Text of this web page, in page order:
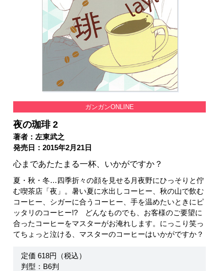
ガンガンONLINE
夜の珈琲 2
著者：左東武之
発売日：2015年2月21日
心まであたたまる一杯、いかがですか？
夏・秋・冬…四季折々の顔を見せる月夜野にひっそりと佇
む喫茶店「夜」。暑い夏に水出しコーヒー、秋の山で飲む
コーヒー、シガーに合うコーヒー、手を温めたいときにピ
ッタリのコーヒー!? どんなものでも、お客様のご要望に
合ったコーヒーをマスターがお淹れします。にっこり笑っ
てちょっと泣ける、マスターのコーヒーはいかがですか？
定価 618円（税込）
判型：B6判